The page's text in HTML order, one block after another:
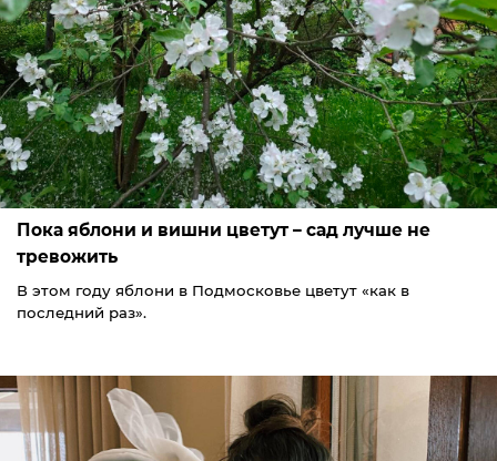
Пока яблони и вишни цветут – сад лучше не
тревожить
В этом году яблони в Подмосковье цветут «как в
последний раз».